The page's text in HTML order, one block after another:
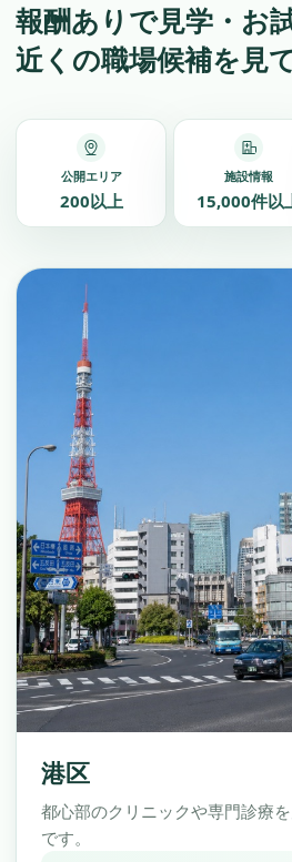
報酬ありで見学・ お
近くの職場候補を見
公開エリア
200以上
施設情報
15,000件以
港区
都心部のクリニックや専門診療
です。